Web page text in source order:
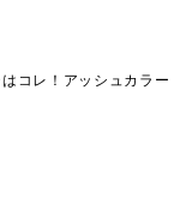
コレ！アッシュカラー